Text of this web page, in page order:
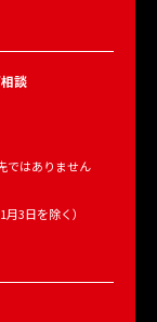
談
ではありません
3日を除く）